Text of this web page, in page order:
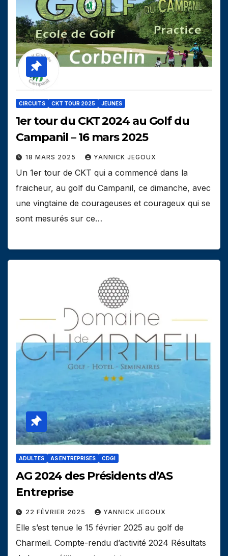
CIRCUITS CKT TOUR 2025 JEUNES
1er tour du CKT 2024 au Golf du
Campanil – 16 mars 2025
18 MARS 2025 YANNICK JEGOUX
Un 1er tour de CKT qui a commencé dans la
fraicheur, au golf du Campanil, ce dimanche, avec
une vingtaine de courageuses et courageux qui se
sont mesurés sur ce…
ADULTES AS ENTREPRISES CDGI
AG 2024 des Présidents d’AS
Entreprise
22 FÉVRIER 2025 YANNICK JEGOUX
Elle s’est tenue le 15 février 2025 au golf de
Charmeil. Compte-rendu d’activité 2024 Résultats